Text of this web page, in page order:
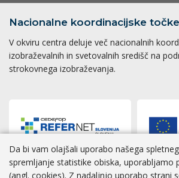
Nacionalne koordinacijske točke
V okviru centra deluje več nacionalnih
izobraževalnih in svetovalnih središč na
strokovnega izobraževanja.
Da bi vam olajšali uporabo našega
spremljanje statistike obiska, uporabljamo
(angl. cookies). Z nadaljnjo uporabo strani